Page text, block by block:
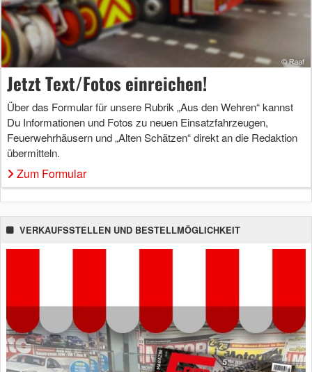
Jetzt Text/Fotos einreichen!
Über das Formular für unsere Rubrik „Aus den Wehren“ kannst
Du Informationen und Fotos zu neuen Einsatzfahrzeugen,
Feuerwehrhäusern und „Alten Schätzen“ direkt an die Redaktion
übermitteln.
Zum Formular
VERKAUFSSTELLEN UND BESTELLMÖGLICHKEIT